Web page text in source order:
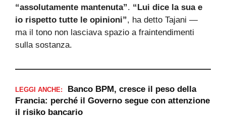
“assolutamente mantenuta”. “Lui dice la sua e
io rispetto tutte le opinioni”, ha detto Tajani —
ma il tono non lasciava spazio a fraintendimenti
sulla sostanza.
LEGGI ANCHE:
Banco BPM, cresce il peso della
Francia: perché il Governo segue con attenzione
il risiko bancario